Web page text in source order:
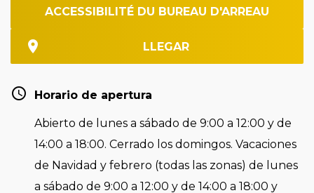
ACCESSIBILITÉ DU BUREAU D'ARREAU
LLEGAR
Horario de apertura
Abierto de lunes a sábado de 9:00 a 12:00 y de
14:00 a 18:00. Cerrado los domingos. Vacaciones
de Navidad y febrero (todas las zonas) de lunes
a sábado de 9:00 a 12:00 y de 14:00 a 18:00 y